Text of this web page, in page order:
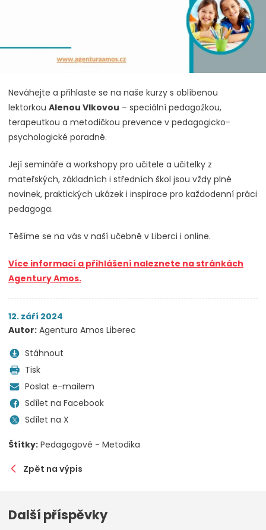
Neváhejte a přihlaste se na naše kurzy s oblíbenou
lektorkou Alenou Vlkovou – speciální pedagožkou,
terapeutkou a metodičkou prevence v pedagogicko-
psychologické poradně.
Její semináře a workshopy pro učitele a učitelky z
mateřských, základních i středních škol jsou vždy plné
novinek, praktických ukázek i inspirace pro každodenní práci
pedagoga.
Těšíme se na vás v naší učebně v Liberci i online.
Více informací a přihlášení naleznete na stránkách
Agentury Amos.
12. září 2024
Autor: Agentura Amos Liberec
Stáhnout
Tisk
Poslat e-mailem
Sdílet na Facebook
Sdílet na X
Štítky: Pedagogové - Metodika
Zpět na výpis
Další příspěvky